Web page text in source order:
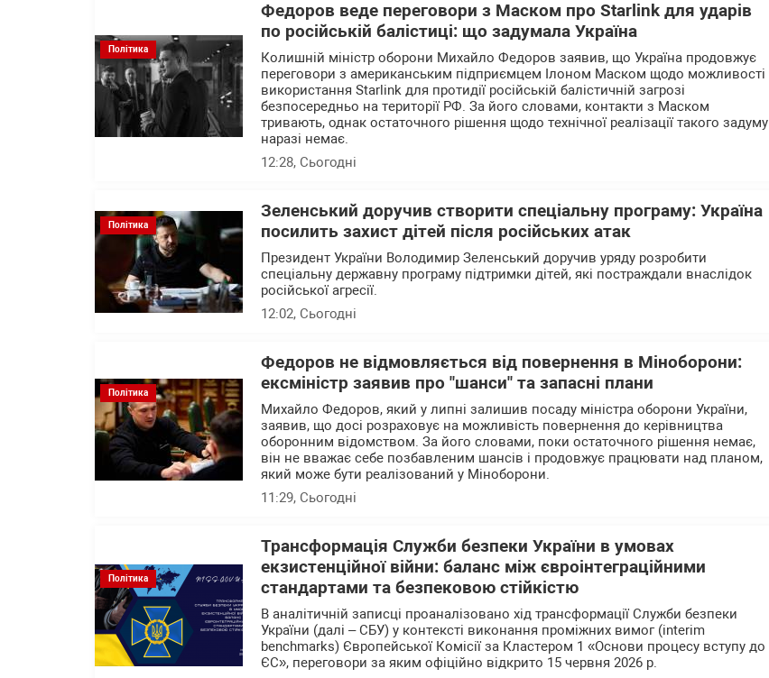
Політика
Федоров веде переговори з Маском про Starlink для ударів
по російській балістиці: що задумала Україна
Колишній міністр оборони Михайло Федоров заявив, що Україна продовжує
переговори з американським підприємцем Ілоном Маском щодо можливості
використання Starlink для протидії російській балістичній загрозі
безпосередньо на території РФ. За його словами, контакти з Маском
тривають, однак остаточного рішення щодо технічної реалізації такого задуму
наразі немає.
12:28, Сьогодні
Політика
Зеленський доручив створити спеціальну програму: Україна
посилить захист дітей після російських атак
Президент України Володимир Зеленський доручив уряду розробити
спеціальну державну програму підтримки дітей, які постраждали внаслідок
російської агресії.
12:02, Сьогодні
Політика
Федоров не відмовляється від повернення в Міноборони:
ексміністр заявив про "шанси" та запасні плани
Михайло Федоров, який у липні залишив посаду міністра оборони України,
заявив, що досі розраховує на можливість повернення до керівництва
оборонним відомством. За його словами, поки остаточного рішення немає,
він не вважає себе позбавленим шансів і продовжує працювати над планом,
який може бути реалізований у Міноборони.
11:29, Сьогодні
Політика
Трансформація Служби безпеки України в умовах
екзистенційної війни: баланс між євроінтеграційними
стандартами та безпековою стійкістю
В аналітичній записці проаналізовано хід трансформації Служби безпеки
України (далі – СБУ) у контексті виконання проміжних вимог (interim
benchmarks) Європейської Комісії за Кластером 1 «Основи процесу вступу до
ЄС», переговори за яким офіційно відкрито 15 червня 2026 р.